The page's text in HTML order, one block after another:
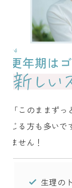
「このままず
じる方も多い
ません！
生理の